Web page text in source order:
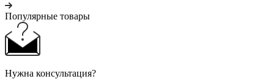
Популярные товары
Нужна консультация?